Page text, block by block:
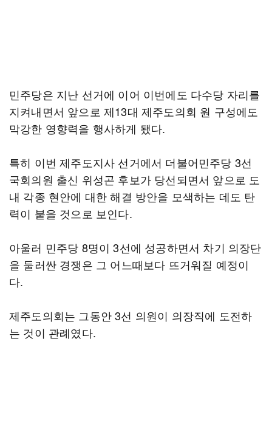
민주당은 지난 선거에 이어 이번에도 다수당 자리를
지켜내면서 앞으로 제13대 제주도의회 원 구성에도
막강한 영향력을 행사하게 됐다.
특히 이번 제주도지사 선거에서 더불어민주당 3선
국회의원 출신 위성곤 후보가 당선되면서 앞으로 도
내 각종 현안에 대한 해결 방안을 모색하는 데도 탄
력이 붙을 것으로 보인다.
아울러 민주당 8명이 3선에 성공하면서 차기 의장단
을 둘러싼 경쟁은 그 어느때보다 뜨거워질 예정이
다.
제주도의회는 그동안 3선 의원이 의장직에 도전하
는 것이 관례였다.